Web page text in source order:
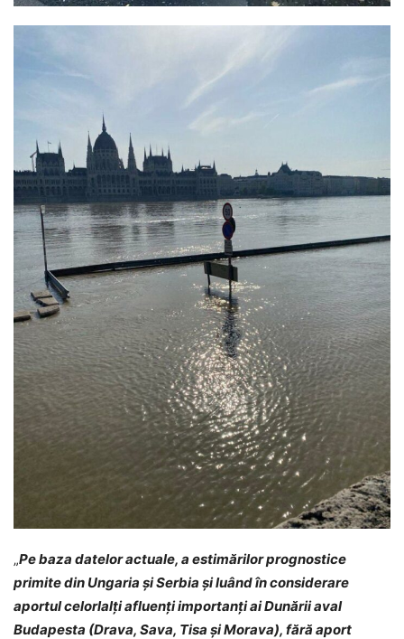
„Pe baza datelor actuale, a estimărilor prognostice
primite din Ungaria şi Serbia şi luând în considerare
aportul celorlalți afluenți importanți ai Dunării aval
Budapesta (Drava, Sava, Tisa şi Morava), fără aport